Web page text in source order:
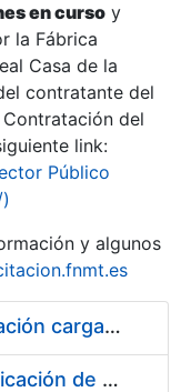
en curso y
la Fábrica
Casa de la
contratante del
del
link:
Público
y algunos
Pliego condiciones optimización cargas compras firmado
Acuerdo marco para la fabricación de piezas